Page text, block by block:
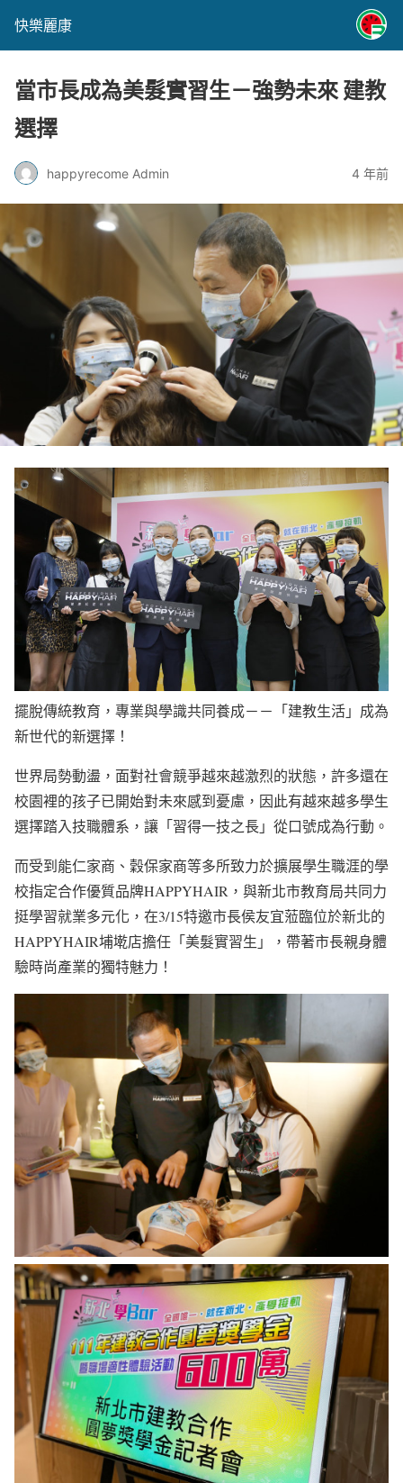
快樂麗康
當市長成為美髮實習生－強勢未來 建教
選擇
happyrecome Admin 4 年前
擺脫傳統教育，專業與學識共同養成－－「建教生活」成為
新世代的新選擇！
世界局勢動盪，面對社會競爭越來越激烈的狀態，許多還在
校園裡的孩子已開始對未來感到憂慮，因此有越來越多學生
選擇踏入技職體系，讓「習得一技之長」從口號成為行動。
而受到能仁家商、穀保家商等多所致力於擴展學生職涯的學
校指定合作優質品牌HAPPYHAIR，與新北市教育局共同力
挺學習就業多元化，在3/15特邀市長侯友宜蒞臨位於新北的
HAPPYHAIR埔墘店擔任「美髮實習生」，帶著市長親身體
驗時尚產業的獨特魅力！